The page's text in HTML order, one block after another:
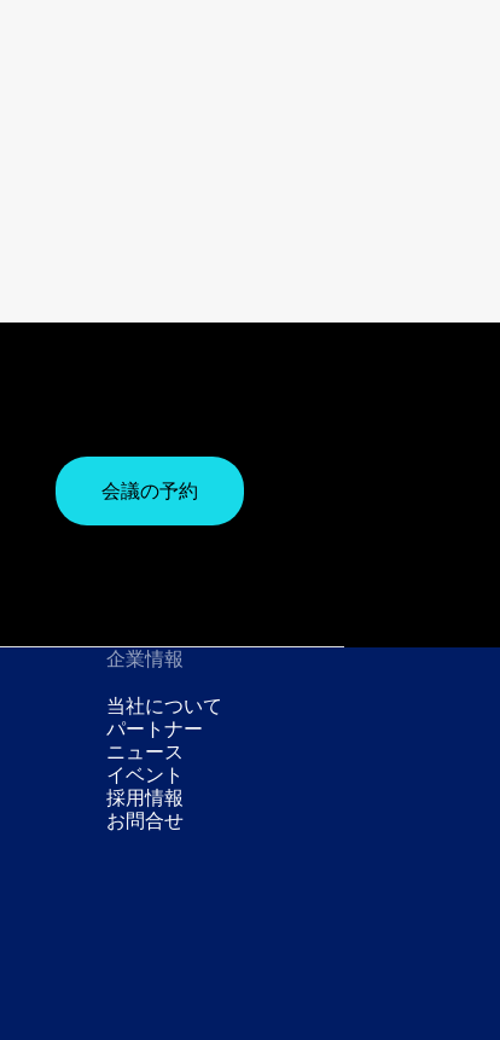
会議の予約
企業情報
当社について
パートナー
ニュース
イベント
採用情報
お問合せ